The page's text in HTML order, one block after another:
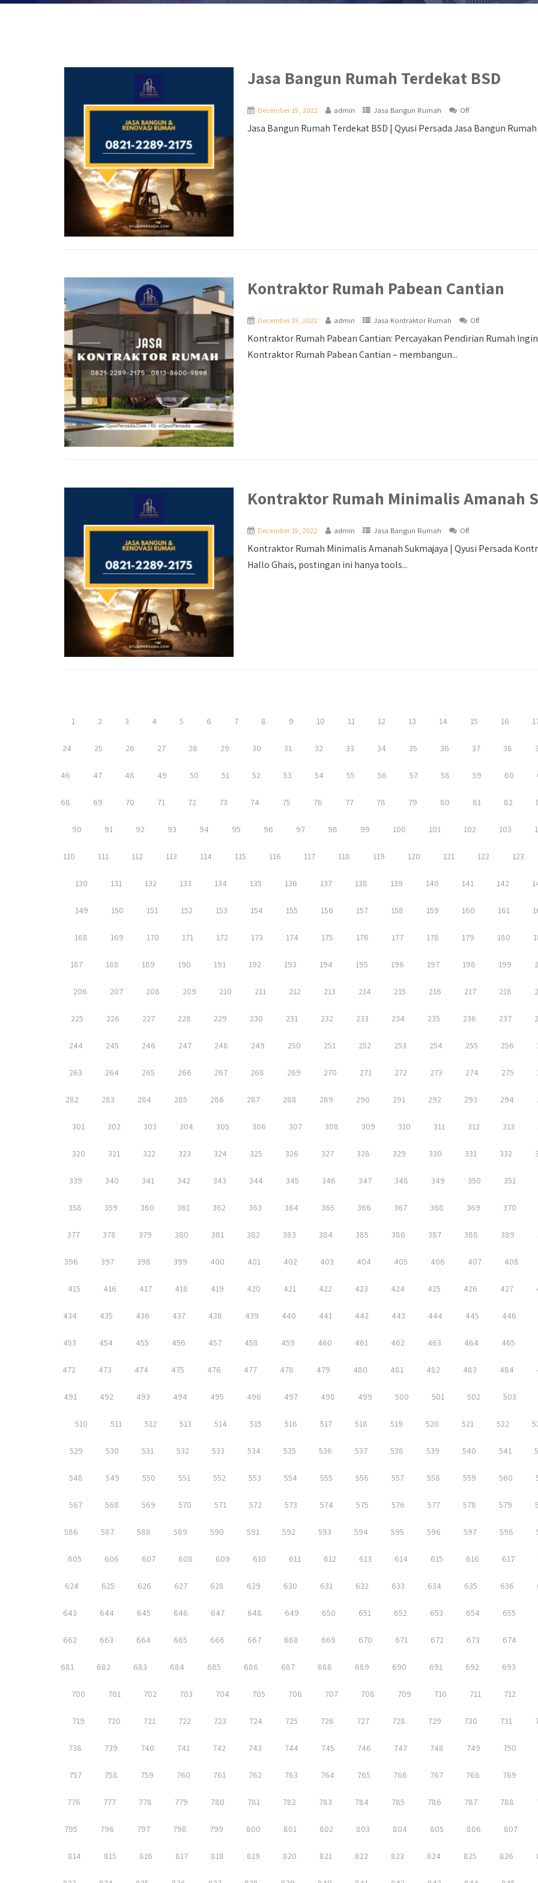
Jasa Bangun Rumah Terdekat BSD
December 19, 2022 admin Jasa Bangun Rumah Off
Jasa Bangun Rumah Terdekat BSD | Qyusi Persada Jasa Bangun
Kontraktor Rumah Pabean Cantian
December 19, 2022 admin Jasa Kontraktor Rumah Off
Kontraktor Rumah Pabean Cantian: Percayakan Pendirian Rumah
Kontraktor Rumah Pabean Cantian – membangun...
Kontraktor Rumah Minimalis Amanah
December 19, 2022 admin Jasa Bangun Rumah Off
Kontraktor Rumah Minimalis Amanah Sukmajaya | Qyusi Persada
Hallo Ghais, postingan ini hanya tools...
1 2 3 4 5 6 7 8 9 10 11 12 13 14 15 16
24 25 26 27 28 29 30 31 32 33 34 35 36 37 38
46 47 48 49 50 51 52 53 54 55 56 57 58 59 60
68 69 70 71 72 73 74 75 76 77 78 79 80 81 82
90 91 92 93 94 95 96 97 98 99 100 101 102 103
110 111 112 113 114 115 116 117 118 119 120 121 122 123
130 131 132 133 134 135 136 137 138 139 140 141 142
149 150 151 152 153 154 155 156 157 158 159 160 161
168 169 170 171 172 173 174 175 176 177 178 179 180
187 188 189 190 191 192 193 194 195 196 197 198 199
206 207 208 209 210 211 212 213 214 215 216 217 218
225 226 227 228 229 230 231 232 233 234 235 236 237
244 245 246 247 248 249 250 251 252 253 254 255 256
263 264 265 266 267 268 269 270 271 272 273 274 275
282 283 284 285 286 287 288 289 290 291 292 293 294
301 302 303 304 305 306 307 308 309 310 311 312 313
320 321 322 323 324 325 326 327 328 329 330 331 332
339 340 341 342 343 344 345 346 347 348 349 350 351
358 359 360 361 362 363 364 365 366 367 368 369 370
377 378 379 380 381 382 383 384 385 386 387 388 389
396 397 398 399 400 401 402 403 404 405 406 407 408
415 416 417 418 419 420 421 422 423 424 425 426 427
434 435 436 437 438 439 440 441 442 443 444 445 446
453 454 455 456 457 458 459 460 461 462 463 464 465
472 473 474 475 476 477 478 479 480 481 482 483 484
491 492 493 494 495 496 497 498 499 500 501 502 503
510 511 512 513 514 515 516 517 518 519 520 521 522
529 530 531 532 533 534 535 536 537 538 539 540 541
548 549 550 551 552 553 554 555 556 557 558 559 560
567 568 569 570 571 572 573 574 575 576 577 578 579
586 587 588 589 590 591 592 593 594 595 596 597 598
605 606 607 608 609 610 611 612 613 614 615 616 617
624 625 626 627 628 629 630 631 632 633 634 635 636
643 644 645 646 647 648 649 650 651 652 653 654 655
662 663 664 665 666 667 668 669 670 671 672 673 674
681 682 683 684 685 686 687 688 689 690 691 692 693
700 701 702 703 704 705 706 707 708 709 710 711 712
719 720 721 722 723 724 725 726 727 728 729 730 731
738 739 740 741 742 743 744 745 746 747 748 749 750
757 758 759 760 761 762 763 764 765 766 767 768 769
776 777 778 779 780 781 782 783 784 785 786 787 788
795 796 797 798 799 800 801 802 803 804 805 806 807
814 815 816 817 818 819 820 821 822 823 824 825 826